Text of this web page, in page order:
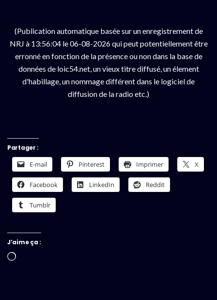
(Publication automatique basée sur un enregistrement de
NRJ à 13:56:04 le 06-08-2026 qui peut potentiellement être
erronné en fonction de la présence ou non dans la base de
données de loic54.net, un vieux titre diffusé, un élement
d'habillage, un nommage différent dans le logiciel de
diffusion de la radio etc.)
Partager :
E-mail Pinterest Imprimer X
Facebook LinkedIn Reddit
Tumblr
J’aime ça :
Chargement…